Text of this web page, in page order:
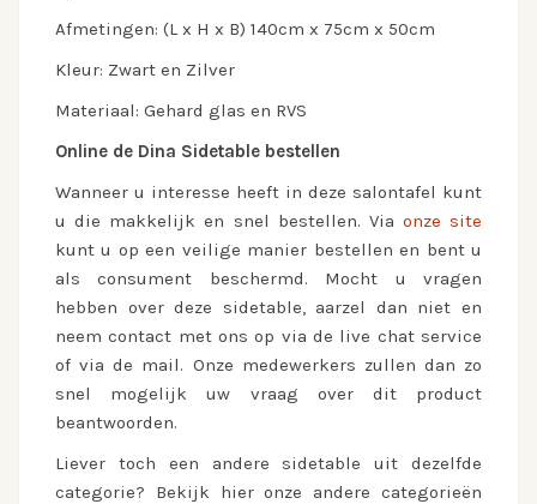
Afmetingen: (L x H x B) 140cm x 75cm x 50cm
Kleur: Zwart en Zilver
Materiaal: Gehard glas en RVS
Online de Dina Sidetable bestellen
Wanneer u interesse heeft in deze salontafel kunt
u die makkelijk en snel bestellen. Via onze site
kunt u op een veilige manier bestellen en bent u
als consument beschermd. Mocht u vragen
hebben over deze sidetable, aarzel dan niet en
neem contact met ons op via de live chat service
of via de mail. Onze medewerkers zullen dan zo
snel mogelijk uw vraag over dit product
beantwoorden.
Liever toch een andere sidetable uit dezelfde
categorie? Bekijk hier onze andere categorieën